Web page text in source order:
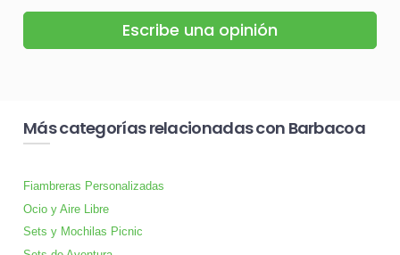
Escribe una opinión
Más categorías relacionadas con Barbacoa
Fiambreras Personalizadas
Ocio y Aire Libre
Sets y Mochilas Picnic